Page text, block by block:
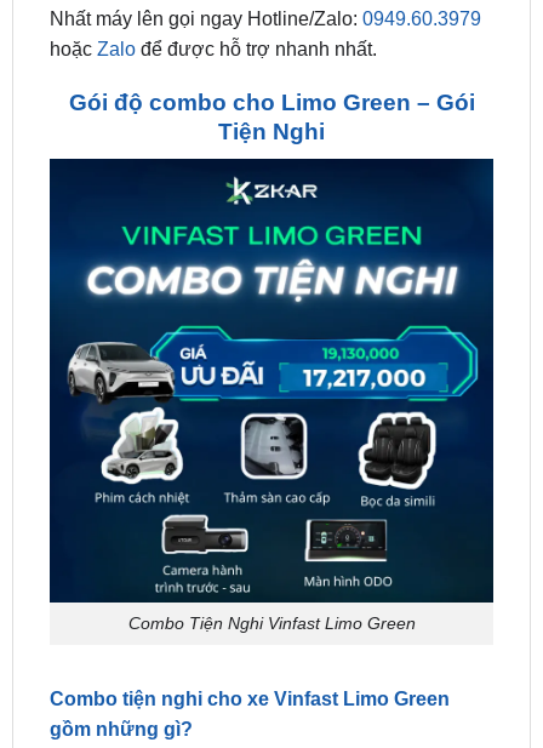
Gói độ combo cho Limo Green – Gói
Combo Tiện Nghi Vinfast Limo Green
Combo tiện nghi cho xe Vinfast Limo Green
Combo tiện nghi cho xe Vinfast Limo Green
ZKar Auto nghiên cứu và phát triển đang được